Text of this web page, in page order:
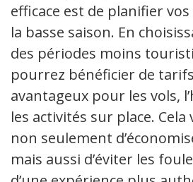
efficace est de planifier
la basse saison. En
des périodes moins
pourrez bénéficier de
avantageux pour les vols,
les activités sur place.
non seulement
mais aussi d’éviter les